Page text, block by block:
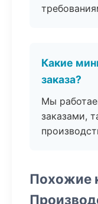
Какие
заказа?
Мы
заказами,
Похожие